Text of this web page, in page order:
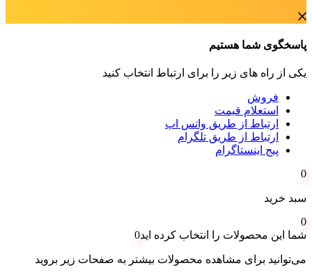
پاسخگوی شما هستیم
یکی از راه های زیر را برای ارتباط انتخاب کنید
فروش
استعلام قیمت
ارتباط از طریق واتس اپ
ارتباط از طریق تلگرام
پیج اینستاگرام
0
سبد خرید
0
شما این محصولات را انتخاب کرده اید0
می‌توانید برای مشاهده محصولات بیشتر به صفحات زیر بروید